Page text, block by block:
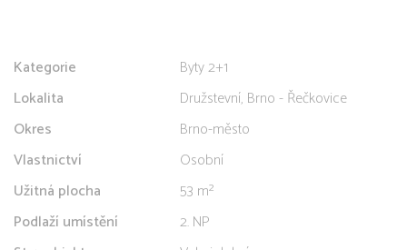
Kategorie
Byty 2+1
Lokalita
Družstevní, Brno - Řečkovice
Okres
Brno-město
Vlastnictví
Osobní
Užitná plocha
53 m²
Podlaží umístění
2. NP